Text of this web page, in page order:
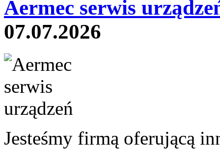
Aermec serwis
07.07.2026
Jesteśmy firmą oferującą